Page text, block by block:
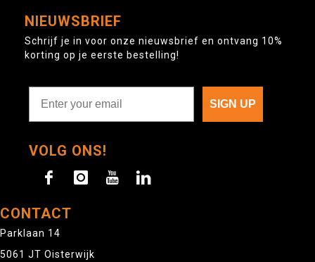
NIEUWSBRIEF
Schrijf je in voor onze nieuwsbrief en ontvang 10%
korting op je eerste bestelling!
SIGN UP
VOLG ONS!
CONTACT
Parklaan 14
5061 JT Oisterwijk